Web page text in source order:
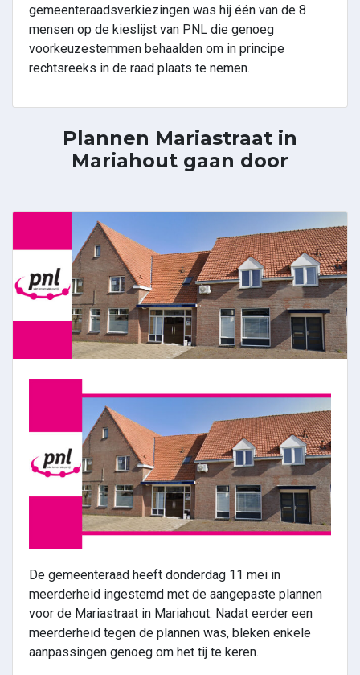
gemeenteraadsverkiezingen was hij één van de 8
mensen op de kieslijst van PNL die genoeg
voorkeuzestemmen behaalden om in principe
rechtsreeks in de raad plaats te nemen.
Plannen Mariastraat in
Mariahout gaan door
De gemeenteraad heeft donderdag 11 mei in
meerderheid ingestemd met de aangepaste plannen
voor de Mariastraat in Mariahout. Nadat eerder een
meerderheid tegen de plannen was, bleken enkele
aanpassingen genoeg om het tij te keren.